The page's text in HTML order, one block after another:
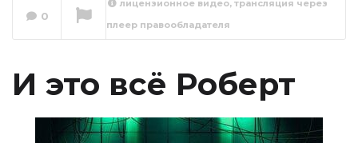
И это всё Роберт 1
0
лицензионное видео, трансляция через
плеер правообладателя
И это всё Роберт